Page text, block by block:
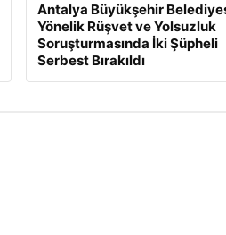
Antalya Büyükşehir
Yönelik Rüşvet ve Yolsuzluk
Soruşturmasında İki Şüpheli
Serbest Bırakıldı